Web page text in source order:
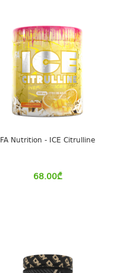
FA Nutrition - ICE Citrulline
68.00₾